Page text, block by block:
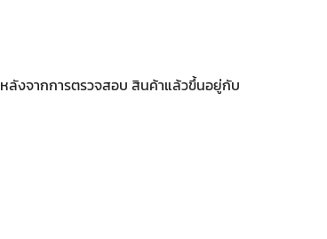
หลังจากการตรวจสอบ สินค้าแล้วขึ้นอยู่กับ